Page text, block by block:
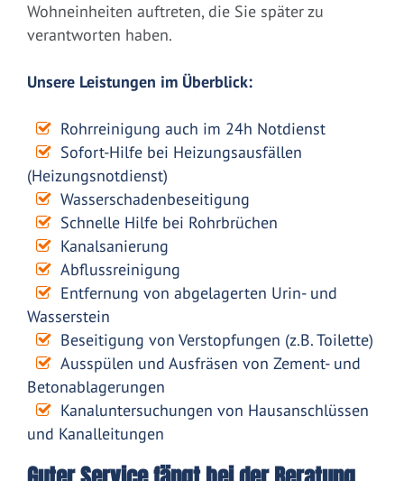
Wohneinheiten auftreten, die Sie später zu
verantworten haben.
Unsere Leistungen im Überblick:
Rohrreinigung auch im 24h Notdienst
Sofort-Hilfe bei Heizungsausfällen
(Heizungsnotdienst)
Wasserschadenbeseitigung
Schnelle Hilfe bei Rohrbrüchen
Kanalsanierung
Abflussreinigung
Entfernung von abgelagerten Urin- und
Wasserstein
Beseitigung von Verstopfungen (z.B. Toilette)
Ausspülen und Ausfräsen von Zement- und
Betonablagerungen
Kanaluntersuchungen von Hausanschlüssen
und Kanalleitungen